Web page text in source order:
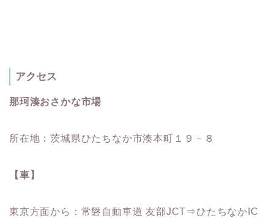
アクセス
那珂湊おさかな市場
所在地：茨城県ひたちなか市湊本町１９－８
【車】
東京方面から：常磐自動車道 友部JCT⇒ひたちなかIC